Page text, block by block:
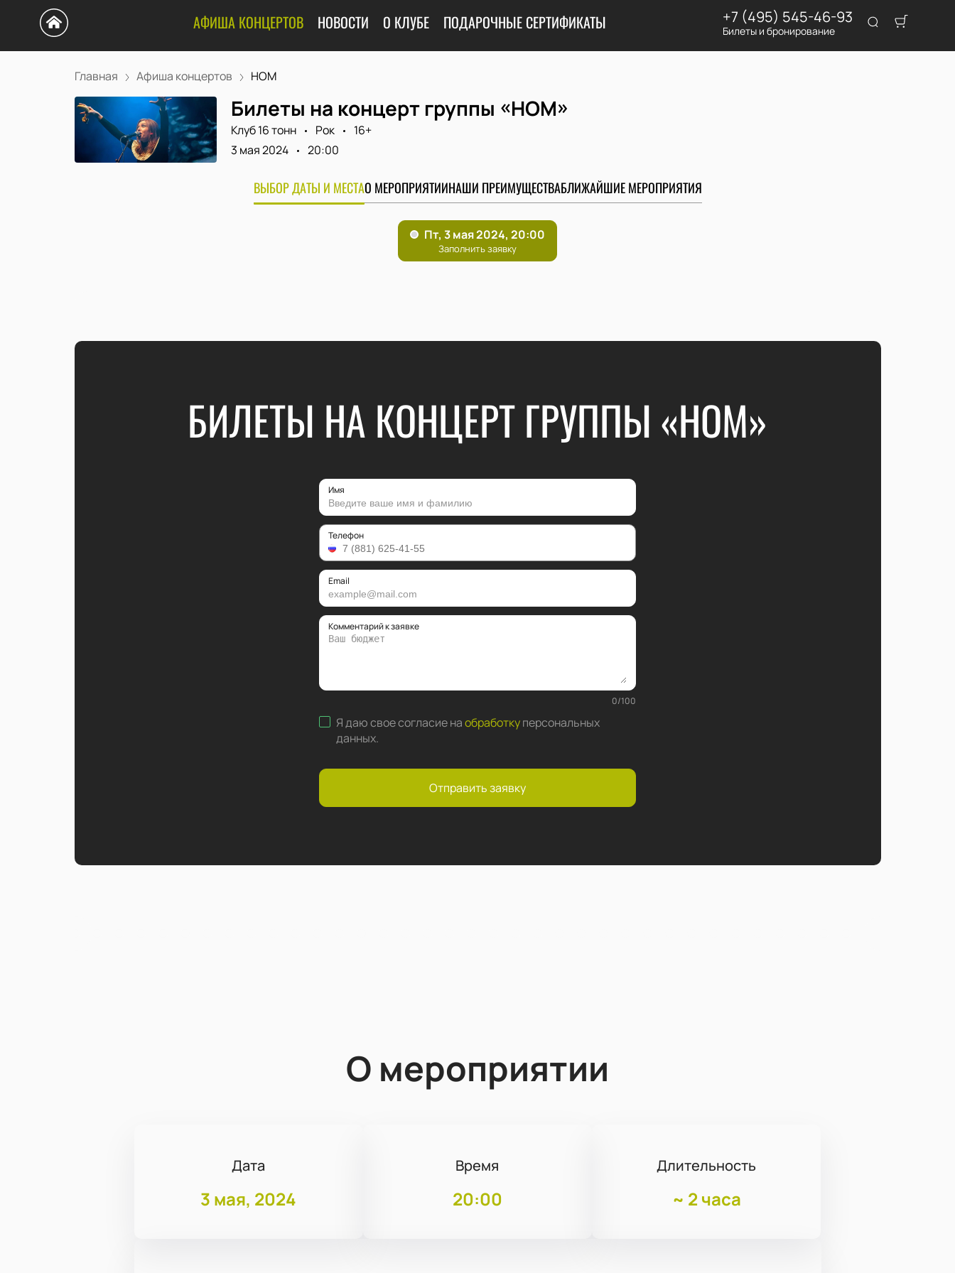
АФИША КОНЦЕРТОВ НОВОСТИ О КЛУБЕ ПОДАРОЧНЫЕ СЕРТИФИКАТЫ +7 (495) 545-46-93
Билеты и бронирование
Главная Афиша концертов НОМ
Билеты на концерт группы «НОМ»
Клуб 16 тонн Рок
16+
3 мая 2024
20:00
ВЫБОР ДАТЫ И МЕСТАО МЕРОПРИЯТИИНАШИ ПРЕИМУЩЕСТВАБЛИЖАЙШИЕ МЕРОПРИЯТИЯ
БИЛЕТЫ НА КОНЦЕРТ ГРУППЫ «НОМ»
Имя
Телефон
Email
Комментарий к заявке
0/100
Я даю свое согласие наобработкуперсональных
данных.
Отправить заявку
О мероприятии
Дата
3 мая, 2024
Время
20:00
Длительность
~ 2 часа